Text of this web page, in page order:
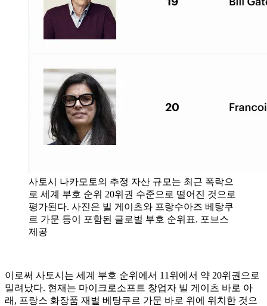
사토시 나카모토의 추정 자산 규모는 최근 폭락으
로 세계 부호 순위 20위권 수준으로 떨어진 것으로
평가된다. 사진은 빌 게이츠와 프랑수아즈 베탕쿠
르 가문 등이 포함된 글로벌 부호 순위표. 포브스
제공
이로써 사토시는 세계 부호 순위에서 11위에서 약 20위권으로
밀려났다. 현재는 마이크로소프트 창업자 빌 게이츠 바로 아
래, 프랑스 화장품 재벌 베탕쿠르 가문 바로 위에 위치한 것으